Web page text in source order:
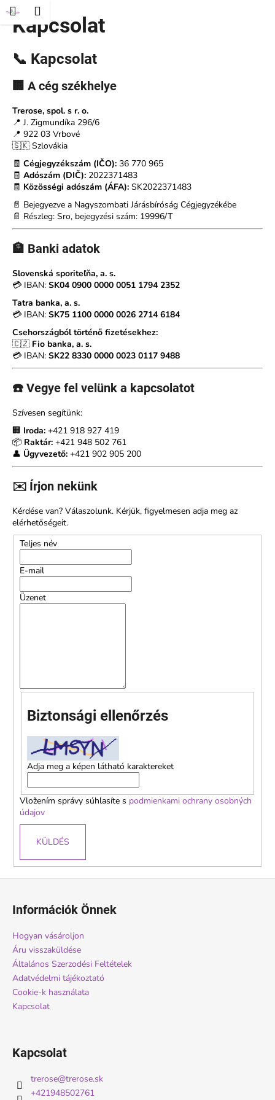
Ugrás
tartalomhoz
KosárMenü
Kapcsolat
📞 Kapcsolat
🏢 A cég székhelye
Trerose, spol. s r. o.
📍 J. Zigmundíka 296/6
📍 922 03 Vrbové
🇸🇰 Szlovákia
🧾 Cégjegyzékszám (IČO): 36 770 965
🧾 Adószám (DIČ): 2022371483
🧾 Közösségi adószám (ÁFA): SK2022371483
📄 Bejegyezve a Nagyszombati Járásbíróság Cégjegyzékébe
📄 Részleg: Sro, bejegyzési szám: 19996/T
🏦 Banki adatok
Slovenská sporiteľňa, a. s.
💳 IBAN: SK04 0900 0000 0051 1794 2352
Tatra banka, a. s.
💳 IBAN: SK75 1100 0000 0026 2714 6184
Csehországból történő fizetésekhez:
🇨🇿 Fio banka, a. s.
💳 IBAN: SK22 8330 0000 0023 0117 9488
☎️ Vegye fel velünk a kapcsolatot
Szívesen segítünk:
🏢 Iroda: +421 918 927 419
📦 Raktár: +421 948 502 761
👤 Ügyvezető: +421 902 905 200
✉️ Írjon nekünk
Kérdése van? Válaszolunk. Kérjük, figyelmesen adja meg az
elérhetőségeit.
Teljes név
E-mail
Üzenet
Biztonsági ellenőrzés
Adja meg a képen látható karaktereket
Vložením správy súhlasíte s podmienkami ochrany osobných
údajov
KÜLDÉS
K
o
Vissza
Vissza
M
i
k
e
r
e
s
?
A
á
n
l
u
k
NŐI
HARISNYANADRÁG
NAGY
BETÉTTEL
140
CM
–
VETERNICA
MAX
€1,99
Információk Önnek
Hogyan vásároljon
Áru visszaküldése
Általános Szerzodési Feltételek
Adatvédelmi tájékoztató
Cookie-k használata
Kapcsolat
Kapcsolat
trerose@trerose.sk
+421948502761